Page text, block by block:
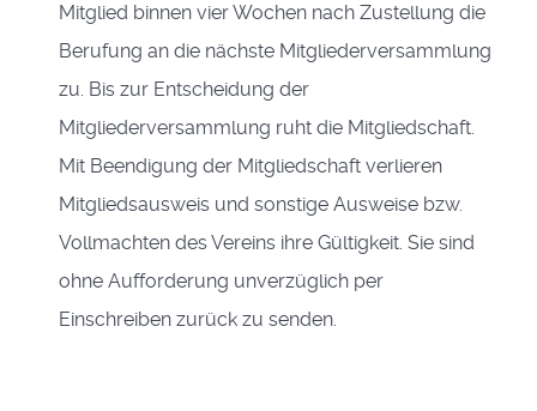
Mitglied binnen vier Wochen nach Zustellung die
Berufung an die nächste Mitgliederversammlung
zu. Bis zur Entscheidung der
Mitgliederversammlung ruht die Mitgliedschaft.
Mit Beendigung der Mitgliedschaft verlieren
Mitgliedsausweis und sonstige Ausweise bzw.
Vollmachten des Vereins ihre Gültigkeit. Sie sind
ohne Aufforderung unverzüglich per
Einschreiben zurück zu senden.